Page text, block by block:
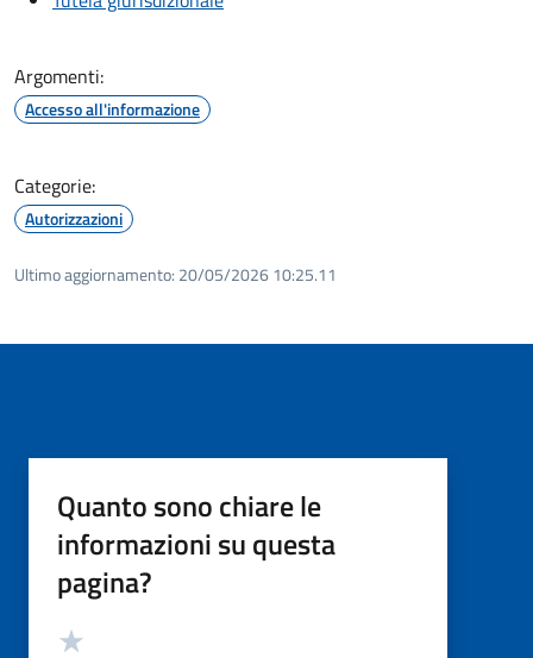
Argomenti:
Accesso all'informazione
Categorie:
Autorizzazioni
Ultimo aggiornamento: 20/05/2026 10:25.11
Quanto sono chiare le
informazioni su questa
pagina?
Valutazione